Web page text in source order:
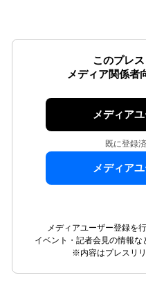
このプレス
メディア関係者
メディア
既に登録
メディア
メディアユーザー登録を
イベント・記者会見の情報な
※内容はプレスリリ